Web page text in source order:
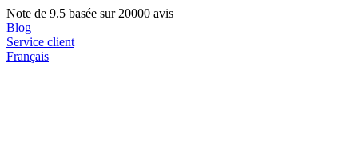
Note de 9.5 basée sur 20000 avis
Blog
Service client
Français